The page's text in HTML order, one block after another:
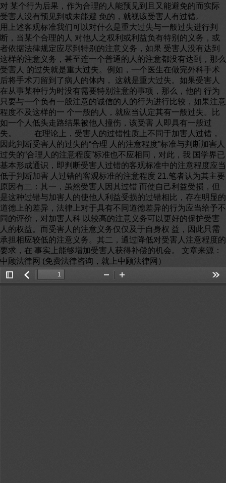
对 某个行为后果，作为合理的人能预见到且又能避免的而实际
受害人没有预见到或未能避 免的，就视该受害人有过错。
用上述客观标准我们可以对什么是重大过失与一般过失进行判
断，当某个合理的人 对他人之权利或利益负有特别的义务，或
者依据法律规定应尽到特别的注意义务，如果 受害人没有达到
这样的注意义务，甚至连一个普通的人的注意都没有达到，那么
受害人 的过失就是重大过失。例如，一个医生在做完外科手术
后将手术刀留到了病人的体内， 这就是重大过失。如果受害人
在从事某种行为时没有需要特别注意的事项，那么，他的 行为
只要与一个负有一般注意的诚信的人的行为进行比较，如果注意
程度不及这样的一 个一般的人，就应当认定其有一般过失。比
如一个人低头走路结果被他人撞伤，该受害 人即具有一般过
失。 在理论上，受害人的过错性质上不同于加害人过错，
因此判断受害人的过失的“合理 人的注意程度”标准与判断加害人
过失的“合理人的注意程度”标准也不应相同，对此，我 国学界已
基本形成通识，即判断受害人过错的客观标准中的注意程度应当
低于判断加害 人过错的客观标准的注意程度 21.笔者认为其主要
原因有二：其一，虽然受害人因其过错 而使自己利益受损，但
是这种过错与加害人的使他人利益受损的过错相比，存在明显的
道德上的差异，法律上对于具有不同道德差异的行为应当给予不
同的评价，对加害人科 以较高的注意义务可以更好的保护受害
人的权益。而受害人的注意义务仅仅及于自身权 益，因此只需
承担相应较低的注意义务。其二，通过降低对受害人注意程度的
要求，在 事实上能够增加受害人获得补偿的机会。 文章来源：
中顾法律网 (免费法律咨询，就上中顾法律网）
Toggle返
Zoom